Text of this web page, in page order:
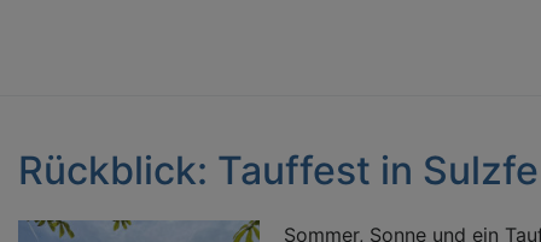
Rückblick: Tauffest in
Sommer, Sonne und ein